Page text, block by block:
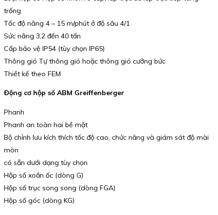
trống
Tốc độ nâng 4 – 15 m/phút ở độ sâu 4/1
Sức nâng 3,2 đến 40 tấn
Cấp bảo vệ IP54 (tùy chọn IP65)
Thông gió Tự thông gió hoặc thông gió cưỡng bức
Thiết kế theo FEM
Động cơ hộp số ABM Greiffenberger
Phanh
Phanh an toàn hai bề mặt
Bộ chỉnh lưu kích thích tốc độ cao, chức năng và giám sát độ mài
mòn
có sẵn dưới dạng tùy chọn
Hộp số xoắn ốc (dòng G)
Hộp số trục song song (dòng FGA)
Hộp số góc (dòng KG)